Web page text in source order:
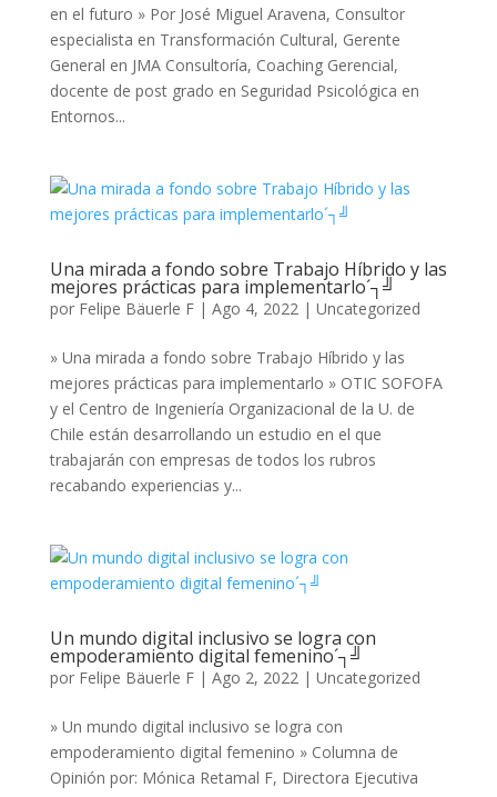
en el futuro » Por José Miguel Aravena, Consultor
especialista en Transformación Cultural, Gerente
General en JMA Consultoría, Coaching Gerencial,
docente de post grado en Seguridad Psicológica en
Entornos...
Una mirada a fondo sobre Trabajo Híbrido y las
mejores prácticas para implementarlo´┐╝
por Felipe Bäuerle F| Ago 4, 2022| Uncategorized
» Una mirada a fondo sobre Trabajo Híbrido y las
mejores prácticas para implementarlo » OTIC SOFOFA
y el Centro de Ingeniería Organizacional de la U. de
Chile están desarrollando un estudio en el que
trabajarán con empresas de todos los rubros
recabando experiencias y...
Un mundo digital inclusivo se logra con
empoderamiento digital femenino´┐╝
por Felipe Bäuerle F| Ago 2, 2022| Uncategorized
» Un mundo digital inclusivo se logra con
empoderamiento digital femenino » Columna de
Opinión por: Mónica Retamal F, Directora Ejecutiva